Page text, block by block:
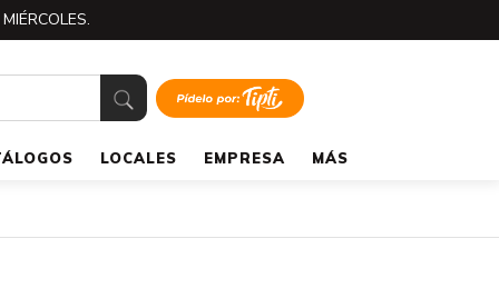
LOCALES EMPRESA MÁS